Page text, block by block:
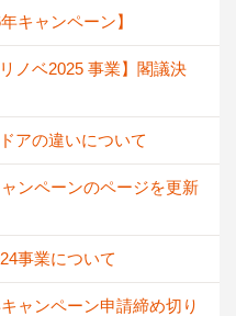
キャンペーン】
ノベ2025 事業】閣議決
アの違いについて
ンペーンのページを更新
事業について
ャンペーン申請締め切り